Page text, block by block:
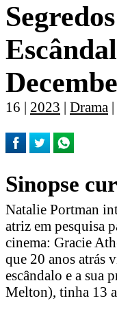
16 | 2023 | Drama
Sinopse
Natalie Portman
atriz em pesquisa
cinema: Gracie
que 20 anos atrás
escândalo e a sua
Melton), tinha 13